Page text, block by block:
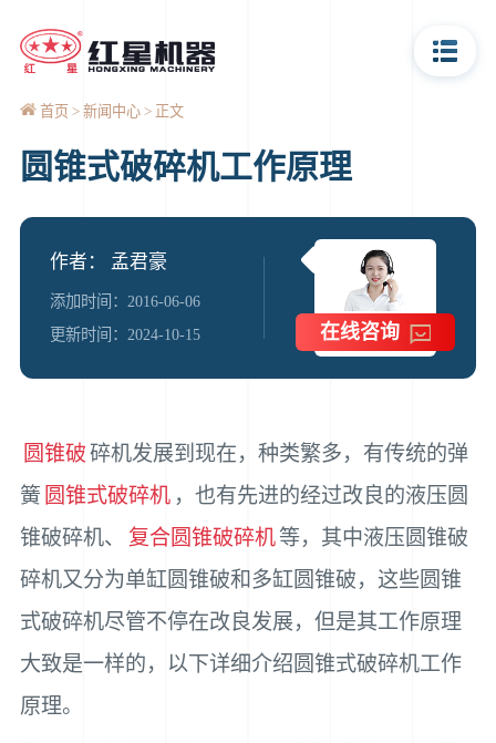
首页 新闻中心 正文
圆锥式破碎机工作原理
作者： 孟君豪
添加时间：2016-06-06
更新时间：2024-10-15
在线咨询
圆锥破碎机发展到现在，种类繁多，有传统的弹
簧 圆锥式破碎机 ，也有先进的经过改良的液压圆
锥破碎机、
复合圆锥破碎机等，其中液压圆锥破
碎机又分为单缸圆锥破和多缸圆锥破，这些圆锥
式破碎机尽管不停在改良发展，但是其工作原理
大致是一样的，以下详细介绍圆锥式破碎机工作
原理。